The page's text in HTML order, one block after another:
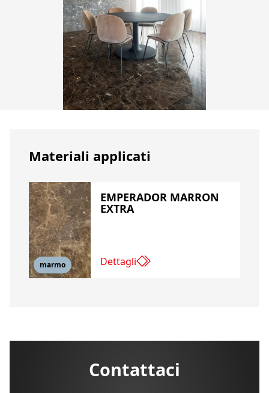
Materiali applicati
marmo
EMPERADOR MARRON
EXTRA
Dettagli
Contattaci